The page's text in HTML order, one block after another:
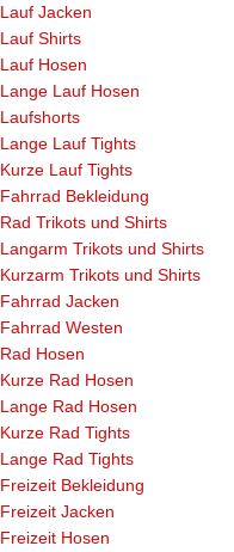
Lauf Jacken
Lauf Shirts
Lauf Hosen
Lange Lauf Hosen
Laufshorts
Lange Lauf Tights
Kurze Lauf Tights
Fahrrad Bekleidung
Rad Trikots und Shirts
Langarm Trikots und Shirts
Kurzarm Trikots und Shirts
Fahrrad Jacken
Fahrrad Westen
Rad Hosen
Kurze Rad Hosen
Lange Rad Hosen
Kurze Rad Tights
Lange Rad Tights
Freizeit Bekleidung
Freizeit Jacken
Freizeit Hosen